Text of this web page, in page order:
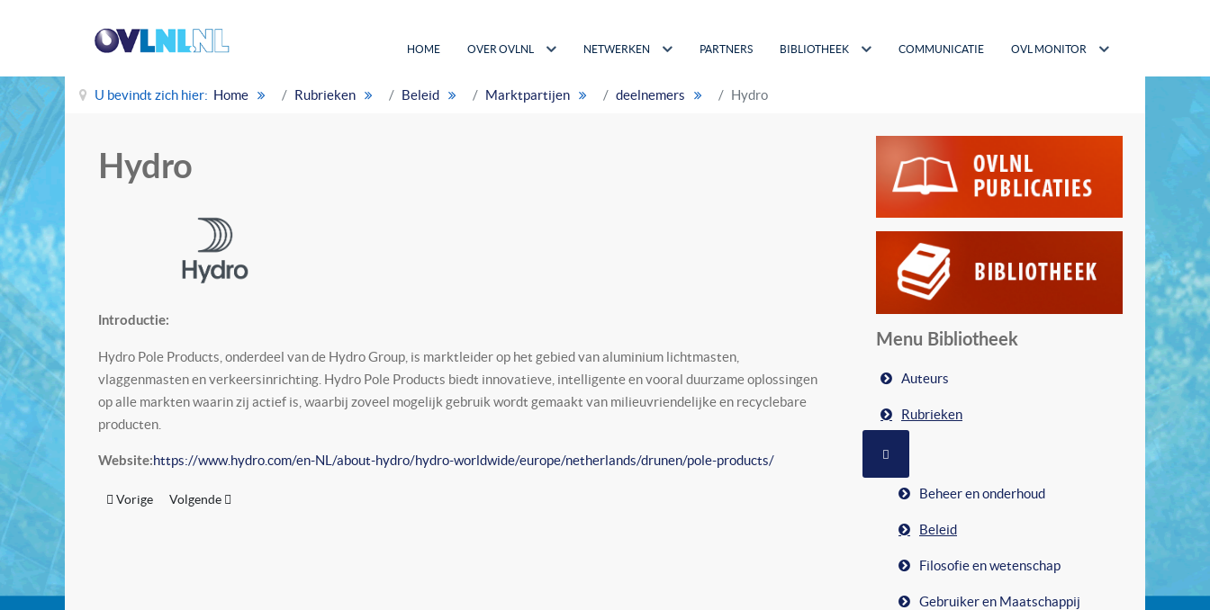
HOME OVER OVLNL NETWERKEN PARTNERS BIBLIOTHEEK COMMUNICATIE OVL MONITOR
U bevindt zich hier: Home Rubrieken Beleid Marktpartijen deelnemers Hydro
Hydro
Introductie:
Hydro Pole Products, onderdeel van de Hydro Group, is marktleider op het gebied van aluminium lichtmasten,
vlaggenmasten en verkeersinrichting. Hydro Pole Products biedt innovatieve, intelligente en vooral duurzame oplossingen
op alle markten waarin zij actief is, waarbij zoveel mogelijk gebruik wordt gemaakt van milieuvriendelijke en recyclebare
producten.
Website:https://www.hydro.com/en-NL/about-hydro/hydro-worldwide/europe/netherlands/drunen/pole-products/
Vorig artikel: Holophane Europe
Vorige Volgende artikel: Industrielicht B.V.
Volgende
Menu Bibliotheek
Auteurs
Rubrieken
Beheer en onderhoud
Beleid
Filosofie en wetenschap
Gebruiker en Maatschappij